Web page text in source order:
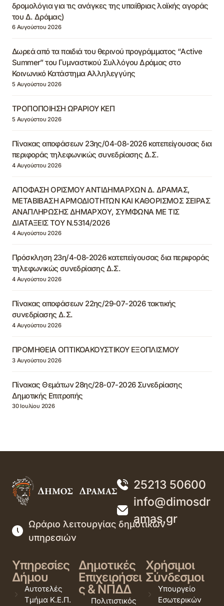
δρομολόγια για τις ανάγκες της υπαίθριας λαϊκής αγοράς
του Δ. Δράμας)
6 Αυγούστου 2026
Δωρεά από τα παιδιά του θερινού προγράμματος “Active
Summer” του Γυμναστικού Συλλόγου Δράμας στο
Κοινωνικό Κατάστημα Αλληλεγγύης
5 Αυγούστου 2026
ΤΡΟΠΟΠΟΙΗΣΗ ΩΡΑΡΙΟΥ ΚΕΠ
5 Αυγούστου 2026
Πίνακας αποφάσεων 23ης/04-08-2026 κατεπείγουσας δια
περιφοράς τηλεφωνικώς συνεδρίασης Δ.Σ.
4 Αυγούστου 2026
ΑΠΟΦΑΣΗ ΟΡΙΣΜΟΥ ΑΝΤΙΔΗΜΑΡΧΩΝ Δ. ΔΡΑΜΑΣ,
ΜΕΤΑΒΙΒΑΣΗ ΑΡΜΟΔΙΟΤΗΤΩΝ ΚΑΙ ΚΑΘΟΡΙΣΜΟΣ ΣΕΙΡΑΣ
ΑΝΑΠΛΗΡΩΣΗΣ ΔΗΜΑΡΧΟΥ, ΣΥΜΦΩΝΑ ΜΕ ΤΙΣ
ΔΙΑΤΑΞΕΙΣ ΤΟΥ Ν.5314/2026
4 Αυγούστου 2026
Πρόσκληση 23η/4-08-2026 κατεπείγουσας δια περιφοράς
τηλεφωνικώς συνεδρίασης Δ.Σ.
4 Αυγούστου 2026
Πίνακας αποφάσεων 22ης/29-07-2026 τακτικής
συνεδρίασης Δ.Σ.
4 Αυγούστου 2026
ΠΡΟΜΗΘΕΙΑ ΟΠΤΙΚΟΑΚΟΥΣΤΙΚΟΥ ΕΞΟΠΛΙΣΜΟΥ
3 Αυγούστου 2026
Πίνακας Θεμάτων 28ης/28-07-2026 Συνεδρίασης
Δημοτικής Επιτροπής
30 Ιουλίου 2026
25213 50600
info@dimosdr
amas.gr
Ωράριο λειτουργίας δημοτικών
υπηρεσιών
Υπηρεσίες
Δήμου
Αυτοτελές
Τμήμα Κ.Ε.Π.
Δημοτικές
Επιχειρήσει
ς & ΝΠΔΔ
Πολιτιστικός
Χρήσιμοι
Σύνδεσμοι
Υπουργείο
Εσωτερικών